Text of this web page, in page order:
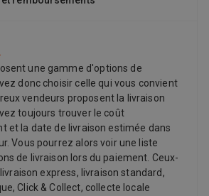
pour minimiser les oscillations
ont également été conçues selon
assurer une diffusion optimale de l'air
précis et puissant. Inclus : Tapis
Lisseur séchant et lissant - Moteur
de coiffage : humide et sec /
la température - Écran couleur LCD /
anti-dérapant
une gamme d'options de
donc choisir celle qui vous convient
vendeurs proposent la livraison
toujours trouver le coût
et la date de livraison estimée dans
Vous pourrez alors voir une liste
de livraison lors du paiement. Ceux-
express, livraison standard,
Click & Collect, collecte locale